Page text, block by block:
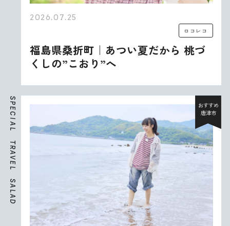
2026.07.25
ロコレコ
福島県桑折町｜あつい夏だから 桃づ
くしの”こおり”へ
S
P
E
C
I
A
L
T
R
A
V
E
L
S
A
L
A
D
おすすめ
唐津市